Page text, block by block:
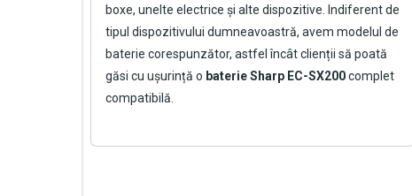
boxe, unelte electrice și alte dispozitive. Indiferent de
tipul dispozitivului dumneavoastră, avem modelul de
baterie corespunzător, astfel încât clienții să poată
găsi cu ușurință o baterie Sharp EC-SX200complet
compatibilă.